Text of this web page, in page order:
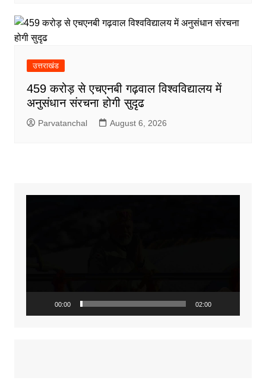
उत्तराखंड
459 करोड़ से एचएनबी गढ़वाल विश्वविद्यालय में
अनुसंधान संरचना होगी सुदृढ
Parvatanchal August 6, 2026
00:00 02:00